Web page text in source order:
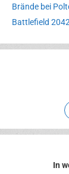
Brände bei
Battlefield 2042
In